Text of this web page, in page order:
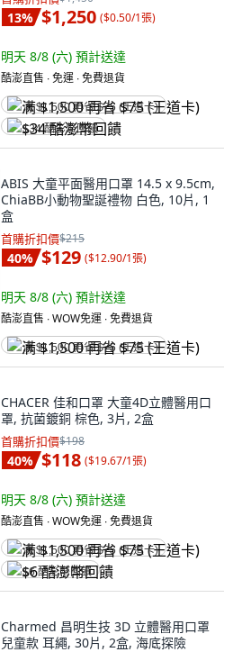
13% $1,250 ($0.50/1張)
明天 8/8 (六) 預計送達
酷澎直售 ∙ 免運 ∙ 免費退貨
满 $1,500 再省 $75 (王道卡)
$34 酷澎幣回饋
ABIS 大童平面醫用口罩 14.5 x 9.5cm,
ChiaBB小動物聖誕禮物 白色, 10片, 1
盒
首購折扣價$215
40% $129 ($12.90/1張)
明天 8/8 (六) 預計送達
酷澎直售 ∙ WOW免運 ∙ 免費退貨
满 $1,500 再省 $75 (王道卡)
CHACER 佳和口罩 大童4D立體醫用口
罩, 抗菌鍍銅 棕色, 3片, 2盒
首購折扣價$198
40% $118 ($19.67/1張)
明天 8/8 (六) 預計送達
酷澎直售 ∙ WOW免運 ∙ 免費退貨
满 $1,500 再省 $75 (王道卡)
$6 酷澎幣回饋
Charmed 昌明生技 3D 立體醫用口罩
兒童款 耳繩, 30片, 2盒, 海底探險